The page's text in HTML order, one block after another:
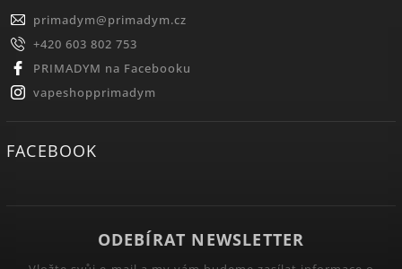
primadym@primadym.cz
+420 603 802 753
PRIMADYM na Facebooku
vapeshopprimadym
FACEBOOK
ODEBÍRAT NEWSLETTER